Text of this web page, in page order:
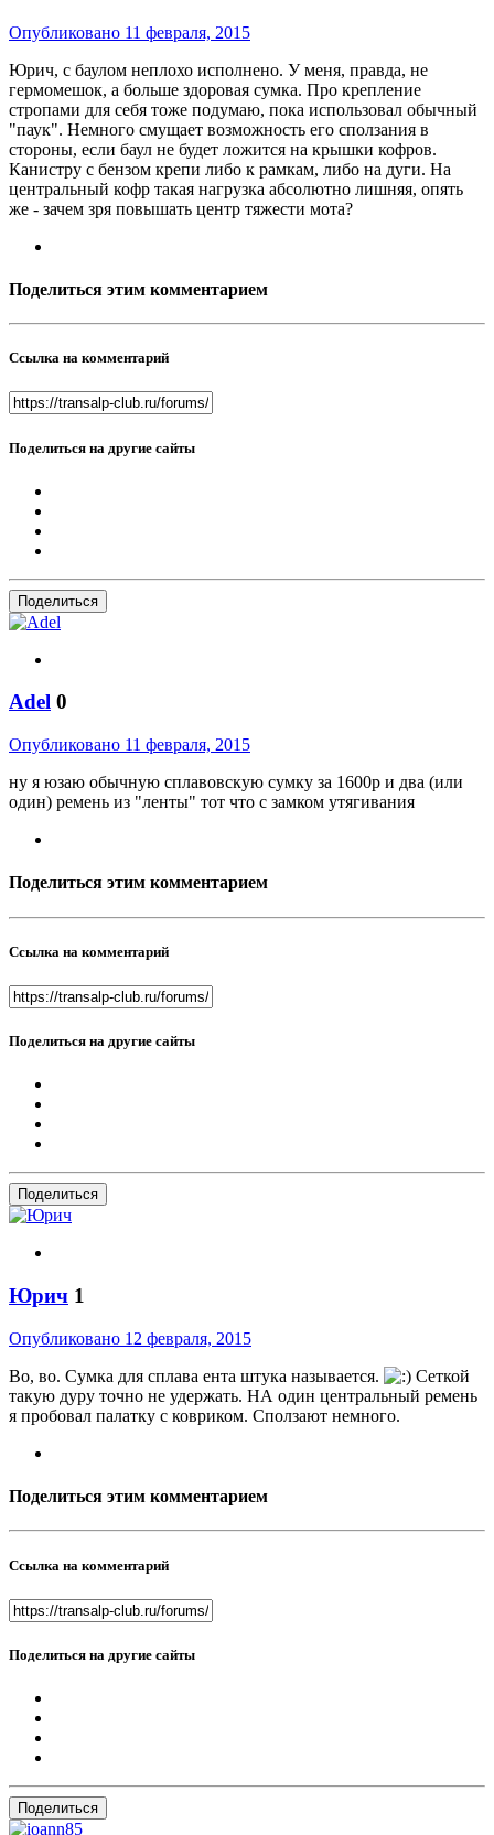
Опубликовано 11 февраля, 2015
Юрич, с баулом неплохо исполнено. У меня, правда, не
гермомешок, а больше здоровая сумка. Про крепление
стропами для себя тоже подумаю, пока использовал обычный
"паук". Немного смущает возможность его сползания в
стороны, если баул не будет ложится на крышки кофров.
Канистру с бензом крепи либо к рамкам, либо на дуги. На
центральный кофр такая нагрузка абсолютно лишняя, опять
же - зачем зря повышать центр тяжести мота?
Поделиться этим комментарием
Ссылка на комментарий
Поделиться на другие сайты
Поделиться
Adel 0
Опубликовано 11 февраля, 2015
ну я юзаю обычную сплавовскую сумку за 1600р и два (или
один) ремень из "ленты" тот что с замком утягивания
Поделиться этим комментарием
Ссылка на комментарий
Поделиться на другие сайты
Поделиться
Юрич 1
Опубликовано 12 февраля, 2015
Во, во. Сумка для сплава ента штука называется.
Сеткой
такую дуру точно не удержать. НА один центральный ремень
я пробовал палатку с ковриком. Сползают немного.
Поделиться этим комментарием
Ссылка на комментарий
Поделиться на другие сайты
Поделиться